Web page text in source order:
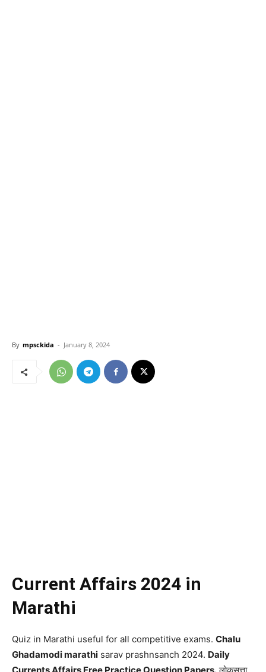
By mpsckida - January 8, 2024
Current Affairs 2024 in
Marathi
Quiz in Marathi useful for all competitive exams. Chalu
Ghadamodi marathi sarav prashnsanch 2024. Daily